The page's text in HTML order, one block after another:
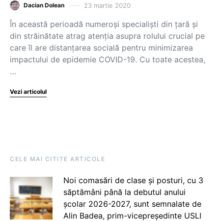
Dacian Dolean 23 martie 2020
În această perioadă numeroși specialiști din țară și
din străinătate atrag atenția asupra rolului crucial pe
care îl are distanțarea socială pentru minimizarea
impactului de epidemie COVID-19. Cu toate acestea,
…
Vezi articolul
CELE MAI CITITE ARTICOLE
Noi comasări de clase și posturi, cu 3
săptămâni până la debutul anului
școlar 2026-2027, sunt semnalate de
Alin Badea, prim-vicepreședinte USLI